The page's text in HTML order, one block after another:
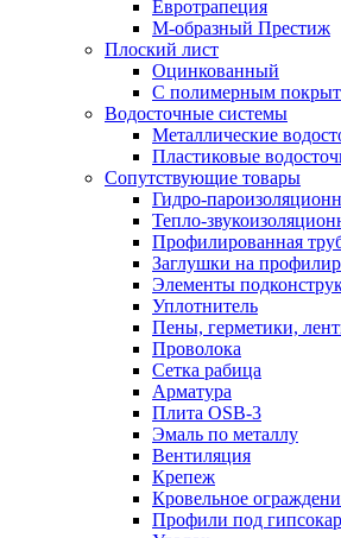
Евротрапеция
М-образный Престиж
Плоский лист
Оцинкованный
С полимерным
Водосточные системы
Металлические
Пластиковые
Сопутствующие товары
Гидро-
Тепло-
Профилированная
Заглушки на
Элементы
Уплотнитель
Пены, герметики,
Проволока
Сетка рабица
Арматура
Плита OSB-3
Эмаль по металлу
Вентиляция
Крепеж
Кровельное
Профили под